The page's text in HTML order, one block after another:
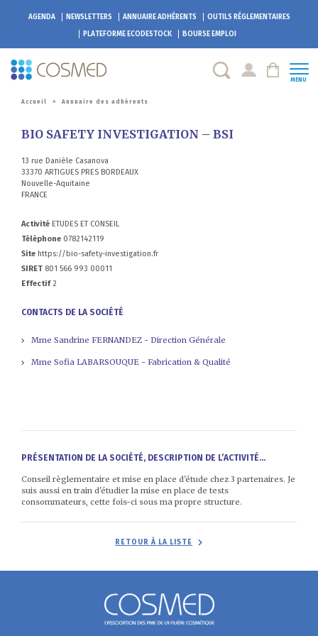
AGENDA NEWSLETTERS ANNUAIRE ADHÉRENTS
OUTILS RÉGLEMENTAIRES
PLATEFORMEECODESTOCK BOURSE EMPLOI
MENU
Accueil > Annuaire des adhérents
BIO SAFETY INVESTIGATION – BSI
13 rue Danièle Casanova
33370 ARTIGUES PRES BORDEAUX
Nouvelle-Aquitaine
FRANCE
Activité ETUDES ET CONSEIL
Téléphone 0782142119
Site https://bio-safety-investigation.fr
SIRET 801 566 993 00011
Effectif2
CONTACTS DE LA SOCIÉTÉ
Mme Sandrine FERNANDEZ - Direction Générale
Mme Sofia LABARSOUQUE - Fabrication & Qualité
PRÉSENTATION DE LA SOCIÉTÉ, DESCRIPTION DE L’ACTIVITÉ...
Conseil règlementaire et mise en place d'étude chez 3 partenaires. Je
suis aussi en train d'étudier la mise en place de tests
consommateurs, cette fois-ci sous ma propre structure.
RETOUR À LA LISTE